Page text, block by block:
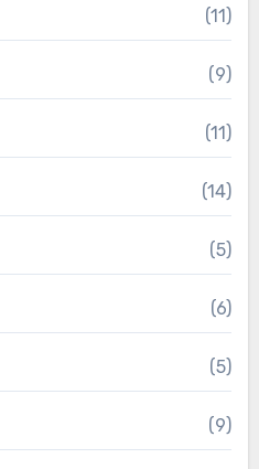
(11)
(9)
(11)
(14)
(5)
(6)
(5)
(9)